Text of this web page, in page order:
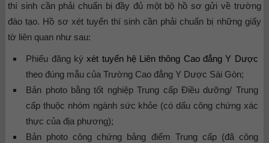
thí sinh cần phải chuẩn bị đầy đủ một bộ hồ sơ gửi về trường
đào tạo. Hồ sơ xét tuyển thí sinh cần phải chuẩn bị những giấy
tờ liên quan như sau:
Phiếu đăng kýxét tuyển hệ Liên thông Cao đẳng Y Dược
theo đúng mẫu của Trường Cao đẳng Y Dược Sài Gòn;
Bản photo bằng tốt nghiệp Trung cấp Điều dưỡng/ Trung
cấp thuộc nhóm ngành sức khỏe (có dấu công chứng xác
thực của địa phương);
Bản photo công chứng bảng điểm Trung cấp (đã công